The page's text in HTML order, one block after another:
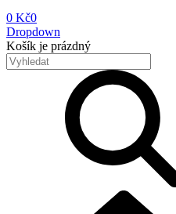
0 Kč0
Dropdown
Košík je prázdný